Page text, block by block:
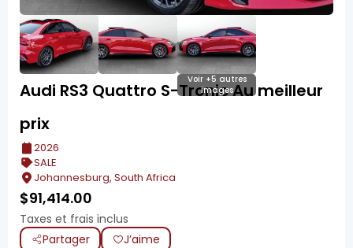
Voir +5 autres
images
Audi RS3 Quattro S-Tronic Au meilleur
prix
2026
SALE
Johannesburg, South Africa
$91,414.00
Taxes et frais inclus
Partager
J’aime